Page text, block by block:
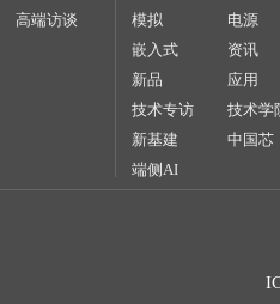
高端访谈
模拟
电源
嵌入式
资讯
新品
应用
技术专访
技术学
新基建
中国芯
端侧AI